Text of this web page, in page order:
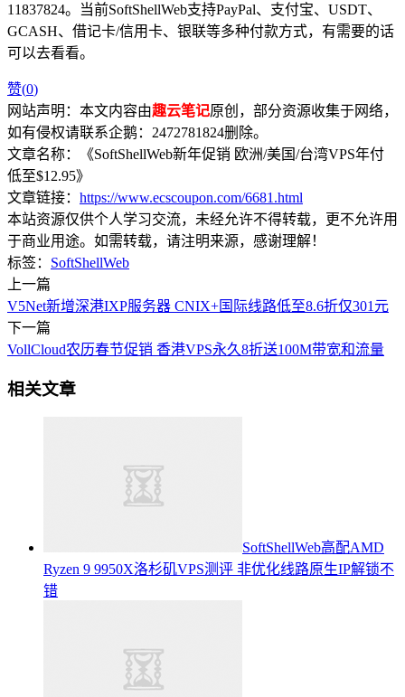
11837824。当前SoftShellWeb支持PayPal、支付宝、USDT、
GCASH、借记卡/信用卡、银联等多种付款方式，有需要的话
可以去看看。
赞(0)
网站声明：本文内容由趣云笔记原创，部分资源收集于网络，
如有侵权请联系企鹅：2472781824删除。
文章名称：《SoftShellWeb新年促销 欧洲/美国/台湾VPS年付
低至$12.95》
文章链接： https://www.ecscoupon.com/6681.html
本站资源仅供个人学习交流，未经允许不得转载，更不允许用
于商业用途。如需转载，请注明来源，感谢理解！
标签： SoftShellWeb
上一篇
V5Net新增深港IXP服务器 CNIX+国际线路低至8.6折仅301元
下一篇
VollCloud农历春节促销 香港VPS永久8折送100M带宽和流量
相关文章
SoftShellWeb高配AMD
Ryzen 9 9950X洛杉矶VPS测评 非优化线路原生IP解锁不
错